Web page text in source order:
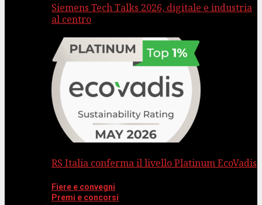
Siemens Tech Talks 2026, digitale e industria
al centro
RS Italia conferma il livello Platinum EcoVadis
Fiere e convegni
Premi e concorsi